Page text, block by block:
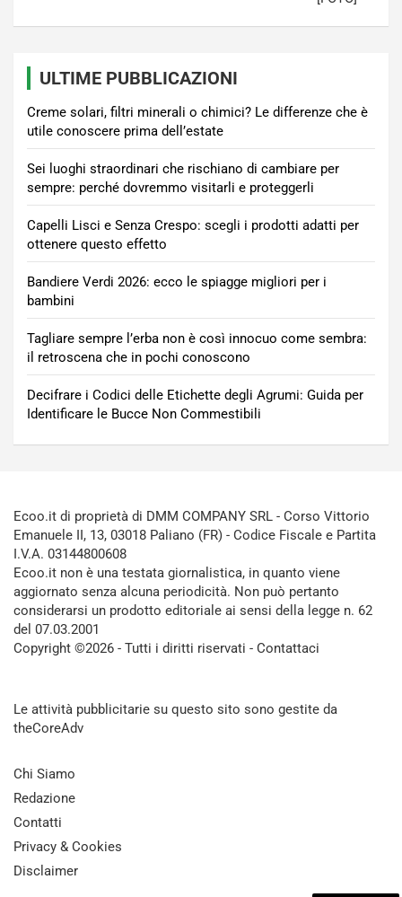
ULTIME PUBBLICAZIONI
Creme solari, filtri minerali o chimici? Le differenze che è
utile conoscere prima dell’estate
Sei luoghi straordinari che rischiano di cambiare per
sempre: perché dovremmo visitarli e proteggerli
Capelli Lisci e Senza Crespo: scegli i prodotti adatti per
ottenere questo effetto
Bandiere Verdi 2026: ecco le spiagge migliori per i
bambini
Tagliare sempre l’erba non è così innocuo come sembra:
il retroscena che in pochi conoscono
Decifrare i Codici delle Etichette degli Agrumi: Guida per
Identificare le Bucce Non Commestibili
Ecoo.it di proprietà di DMM COMPANY SRL - Corso Vittorio
Emanuele II, 13, 03018 Paliano (FR) - Codice Fiscale e Partita
I.V.A. 03144800608
Ecoo.it non è una testata giornalistica, in quanto viene
aggiornato senza alcuna periodicità. Non può pertanto
considerarsi un prodotto editoriale ai sensi della legge n. 62
del 07.03.2001
Copyright ©2026 - Tutti i diritti riservati - Contattaci
Le attività pubblicitarie su questo sito sono gestite da
theCoreAdv
Chi Siamo
Redazione
Contatti
Privacy & Cookies
Disclaimer